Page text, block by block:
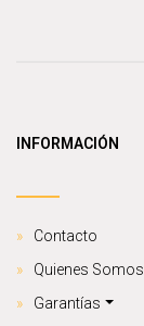
INFORMACIÓN
Contacto
Quienes Somos
Garantías